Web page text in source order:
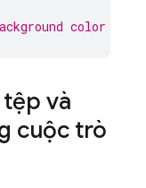
color of
và
cuộc trò